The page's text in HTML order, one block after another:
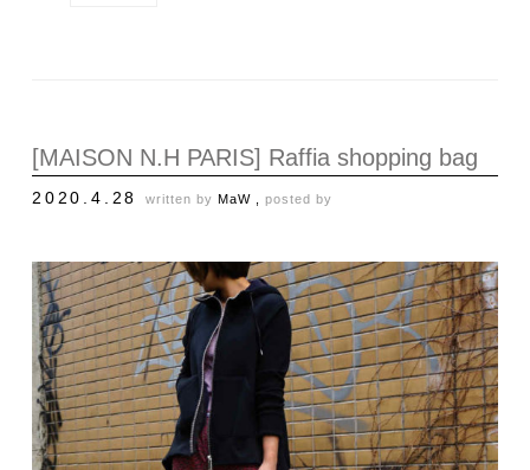
[MAISON N.H PARIS] Raffia shopping bag
2020.4.28 written by MaW , posted by